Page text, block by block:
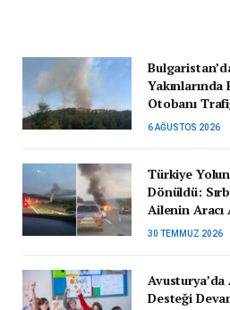
Yakınlarında
Otobanı
6 AĞUSTOS 2026
Türkiye
Dönüldü:
Ailenin Aracı
30 TEMMUZ 2026
Desteği